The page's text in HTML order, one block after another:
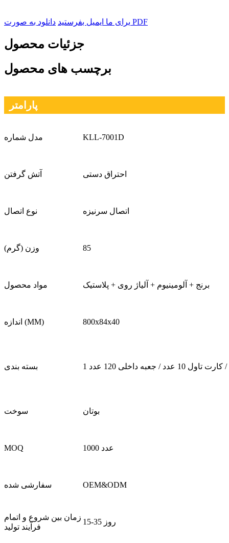
برای ما ایمیل بفرستید دانلود به صورت PDF
جزئیات محصول
برچسب های محصول
پارامتر
مدل شماره KLL-7001D
آتش گرفتن احتراق دستی
نوع اتصال اتصال سرنیزه
وزن (گرم) 85
مواد محصول برنج + آلومینیوم + آلیاژ روی + پلاستیک
اندازه (MM) 800x84x40
بسته بندی
سوخت بوتان
MOQ 1000 عدد
سفارشی شده OEM&ODM
زمان بین شروع و اتمام
فرآیند تولید
15-35 روز